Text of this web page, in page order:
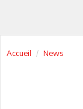
Accueil News